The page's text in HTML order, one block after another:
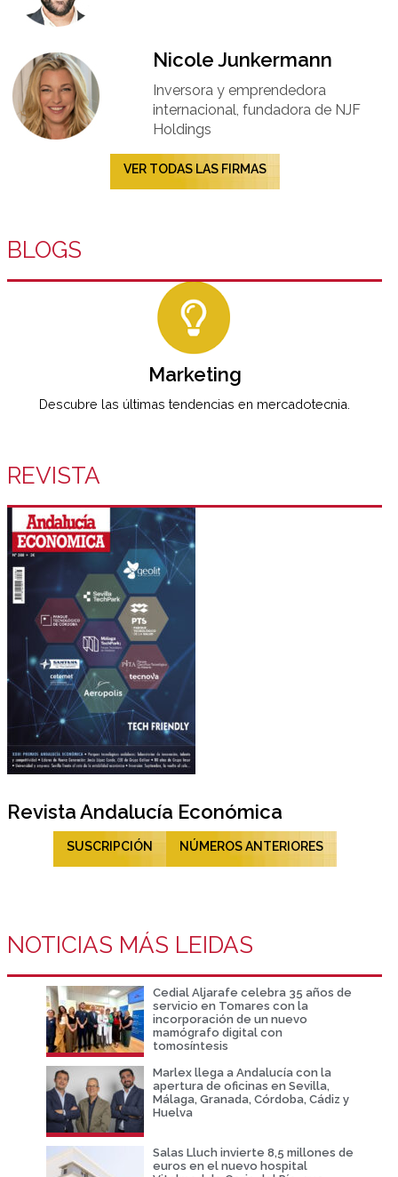
Nicole Junkermann​
Inversora y emprendedora
internacional, fundadora de NJF
Holdings
VER TODAS LAS FIRMAS
BLOGS
Marketing
Descubre las últimas tendencias en mercadotecnia.
REVISTA
Revista Andalucía Económica
SUSCRIPCIÓN NÚMEROS ANTERIORES
NOTICIAS MÁS LEIDAS
Cedial Aljarafe celebra 35 años de
servicio en Tomares con la
incorporación de un nuevo
mamógrafo digital con
tomosíntesis
Marlex llega a Andalucía con la
apertura de oficinas en Sevilla,
Málaga, Granada, Córdoba, Cádiz y
Huelva
Salas Lluch invierte 8,5 millones de
euros en el nuevo hospital